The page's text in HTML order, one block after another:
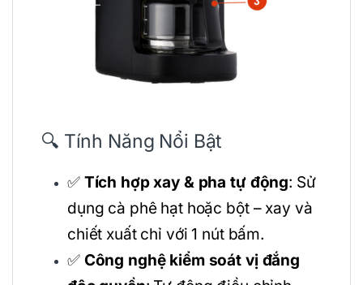
🔍 Tính Năng Nổi Bật
✅ Tích hợp xay & pha tự động: Sử
dụng cà phê hạt hoặc bột – xay và
chiết xuất chỉ với 1 nút bấm.
✅ Công nghệ kiểm soát vị đắng